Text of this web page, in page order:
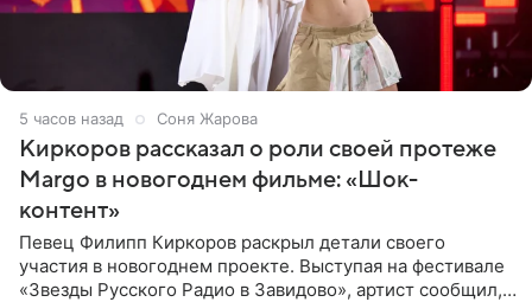
5 часов назад Соня Жарова
Киркоров рассказал о роли своей протеже
Margo в новогоднем фильме: «Шок-
контент»
Певец Филипп Киркоров раскрыл детали своего
участия в новогоднем проекте. Выступая на фестивале
«Звезды Русского Радио в Завидово», артист сообщил,